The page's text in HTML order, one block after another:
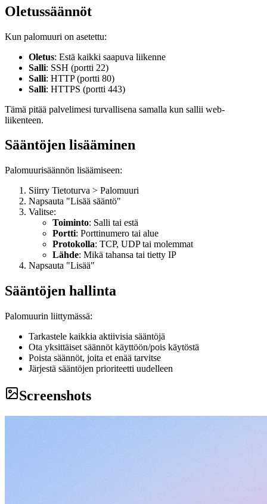
Oletussäännöt
Kun palomuuri on asetettu:
Oletus: Estä kaikki saapuva liikenne
Salli: SSH (portti 22)
Salli: HTTP (portti 80)
Salli: HTTPS (portti 443)
Tämä pitää palvelimesi turvallisena samalla kun sallii web-
liikenteen.
Sääntöjen lisääminen
Palomuurisäännön lisäämiseen:
Siirry Tietoturva > Palomuuri
Napsauta "Lisää sääntö"
Valitse:
Toiminto: Salli tai estä
Portti: Porttinumero tai alue
Protokolla: TCP, UDP tai molemmat
Lähde: Mikä tahansa tai tietty IP
Napsauta "Lisää"
Sääntöjen hallinta
Palomuurin liittymässä:
Tarkastele kaikkia aktiivisia sääntöjä
Ota yksittäiset säännöt käyttöön/pois käytöstä
Poista säännöt, joita et enää tarvitse
Järjestä sääntöjen prioriteetti uudelleen
Screenshots